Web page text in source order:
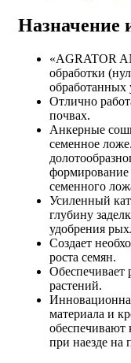
Назначение
«AGRATOR
обработки
обработанных
Отлично
почвах.
Анкерные
семенное
семенного
Усиленный
глубину
удобрения
Создает
роста семян.
Обеспечивает
растений.
материала и
обеспечивают
при наезде на